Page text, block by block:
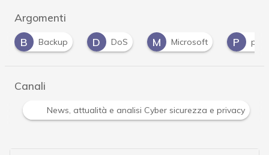
Argomenti
D
DoS M Microsoft P patch tuesday
Canali
Attacchi hacker e Malware: le ultime news in tempo